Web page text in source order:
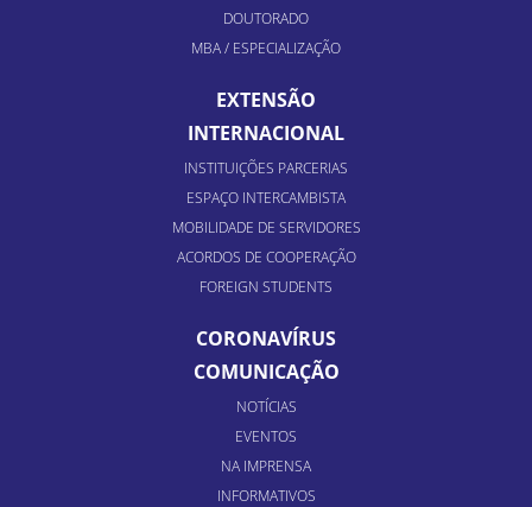
DOUTORADO
MBA / ESPECIALIZAÇÃO
EXTENSÃO
INTERNACIONAL
INSTITUIÇÕES PARCERIAS
ESPAÇO INTERCAMBISTA
MOBILIDADE DE SERVIDORES
ACORDOS DE COOPERAÇÃO
FOREIGN STUDENTS
CORONAVÍRUS
COMUNICAÇÃO
NOTÍCIAS
EVENTOS
NA IMPRENSA
INFORMATIVOS